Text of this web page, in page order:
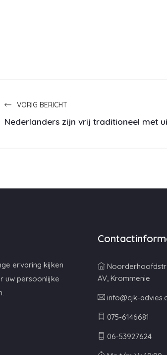
VORIG BERICHT
Nederlanders zijn vrij traditioneel met
ervaring kijken
uw persoonlijke
AV, Krommenie
info@cjk-
075-6146681
06-53927624